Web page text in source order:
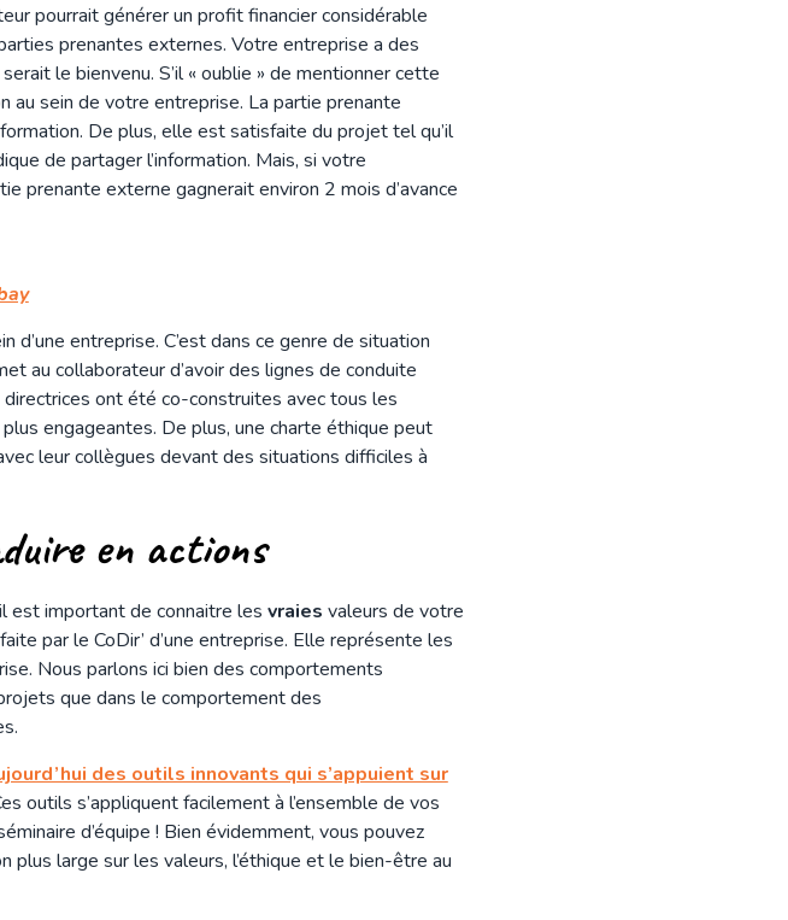
pourrait générer un profit financier considérable
prenantes externes. Votre entreprise a des
le bienvenu. S’il « oublie » de mentionner cette
au sein de votre entreprise. La partie prenante
De plus, elle est satisfaite du projet tel qu’il
de partager l’information. Mais, si votre
prenante externe gagnerait environ 2 mois d’avance
d’une entreprise. C’est dans ce genre de situation
au collaborateur d’avoir des lignes de conduite
ont été co-construites avec tous les
engageantes. De plus, une charte éthique peut
leur collègues devant des situations difficiles à
en actions
est important de connaitre les vraies valeurs de votre
par le CoDir’ d’une entreprise. Elle représente les
Nous parlons ici bien des comportements
que dans le comportement des
des outils innovants qui s’appuient sur
outils s’appliquent facilement à l’ensemble de vos
d’équipe ! Bien évidemment, vous pouvez
plus large sur les valeurs, l’éthique et le bien-être au